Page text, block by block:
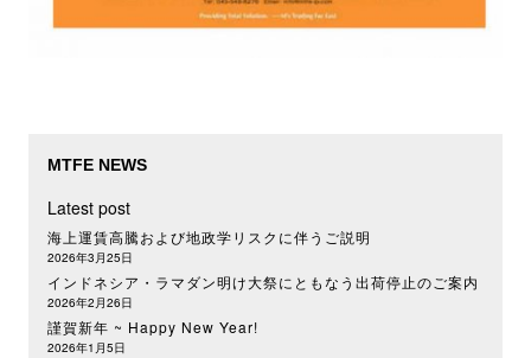
MTFE NEWS
Latest post
海上運賃高騰および地政学リスクに伴うご説明
2026年3月25日
インドネシア・ラマダン明け大祭にともなう出荷停止のご案内
2026年2月26日
謹賀新年 ~ Happy New Year!
2026年1月5日